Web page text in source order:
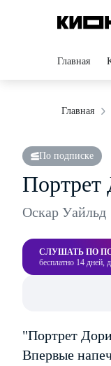
Главная
Главная
По подписке
Портрет
Оскар Уайльд
СЛУШАТЬ ПО
бесплатно 14 дней,
"Портрет
Впервые